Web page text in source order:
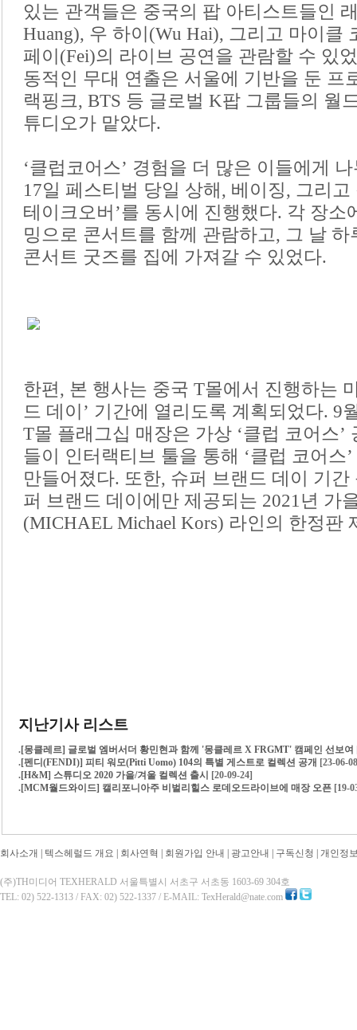
있는 관객들은 중국의 팝 아티스트들인
Huang), 우 하이(Wu Hai), 그리고 마이클
페이(Fei)의 라이브 공연을 관람할 수 있
동적인 무대 연출은 서울에 기반을 둔 프
랙핑크, BTS 등 글로벌 K팝 그룹들의 월
튜디오가 맡았다.
‘클럽코어스’ 경험을 더 많은 이들에게
17일 페스티벌 당일 상해, 베이징, 그리
테이크오버’를 동시에 진행했다. 각 장
밍으로 콘서트를 함께 관람하고, 그 날
콘서트 굿즈를 집에 가져갈 수 있었다.
한편, 본 행사는 중국 T몰에서 진행하는
드 데이’ 기간에 열리도록 계획되었다. 9
T몰 플래그십 매장은 가상 ‘클럽 코어스
들이 인터랙티브 툴을 통해 ‘클럽 코어스
만들어졌다. 또한, 슈퍼 브랜드 데이 기
퍼 브랜드 데이에만 제공되는 2021년 가
(MICHAEL Michael Kors) 라인의 한정판
지난기사 리스트
.[몽클레르] 글로벌 엠버서더 황민현과 함께 '몽클레르 X FRGMT' 캠페인 선보여
.[펜디(FENDI)] 피티 워모(Pitti Uomo) 104의 특별 게스트로 컬렉션 공개 [23-06-
.[H&M] 스튜디오 2020 가을/겨울 컬렉션 출시
[20-09-24]
.[MCM월드와이드] 캘리포니아주 비벌리힐스 로데오드라이브에 매장 오픈 [19-
회사소개 텍스헤럴드 개요 회사연혁 회원가입 안내 광고안내 구독신청 개인정
(주)TH미디어 TEXHERALD 서울특별시 서초구 서초동 1603-69 304호
TEL: 02) 522-1313 / FAX: 02) 522-1337 / E-MAIL: TexHerald@nate.com